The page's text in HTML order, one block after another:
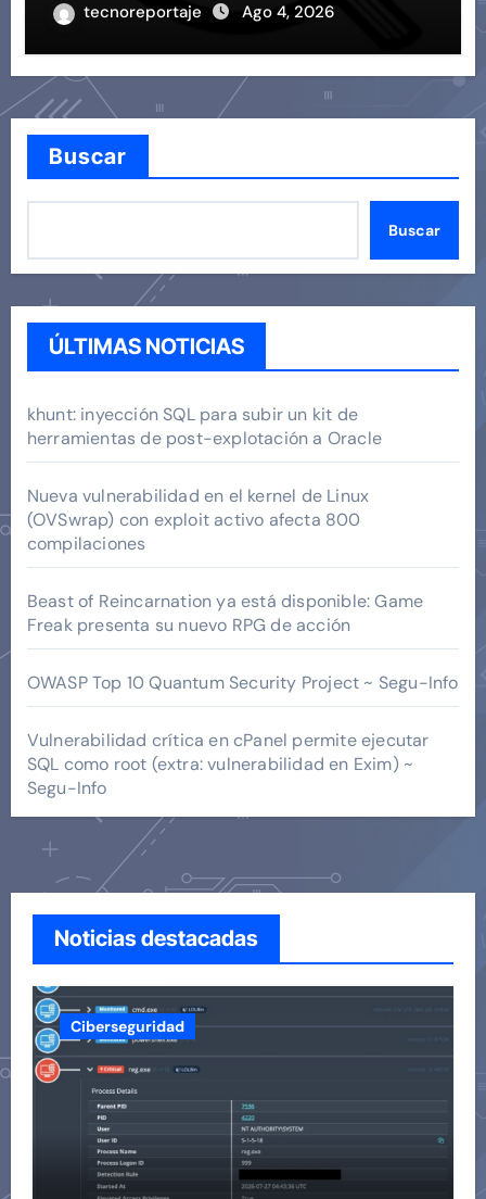
tecnoreportaje Ago 4, 2026
Buscar
Buscar
ÚLTIMAS NOTICIAS
khunt: inyección SQL para subir un kit de
herramientas de post-explotación a Oracle
Nueva vulnerabilidad en el kernel de Linux
(OVSwrap) con exploit activo afecta 800
compilaciones
Beast of Reincarnation ya está disponible: Game
Freak presenta su nuevo RPG de acción
OWASP Top 10 Quantum Security Project ~ Segu-Info
Vulnerabilidad crítica en cPanel permite ejecutar
SQL como root (extra: vulnerabilidad en Exim) ~
Segu-Info
Noticias destacadas
Ciberseguridad